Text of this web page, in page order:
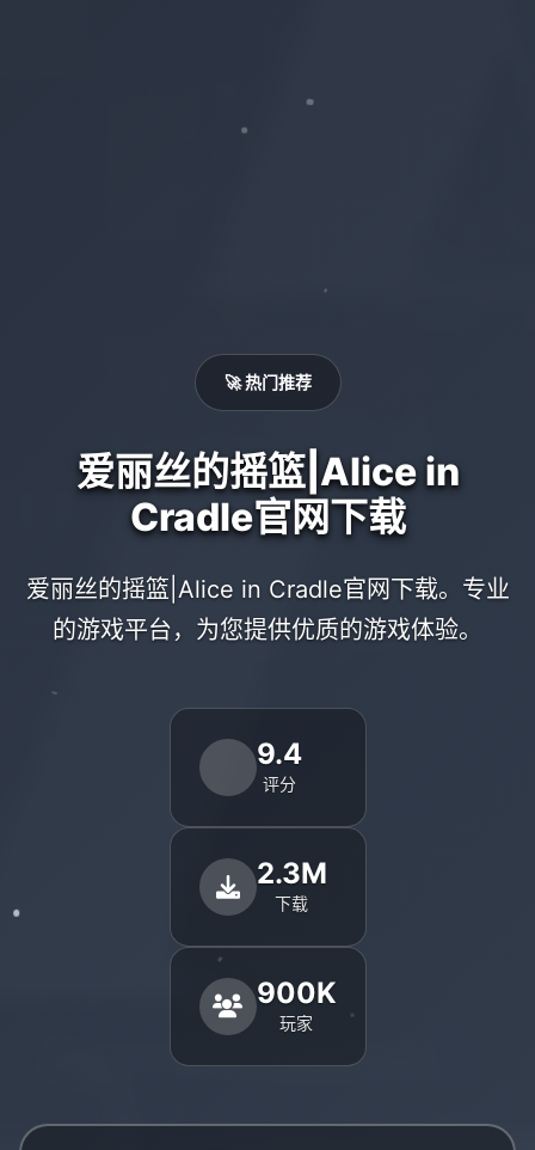
🚀 热门推荐
爱丽丝的摇篮|Alice in
Cradle官网下载
爱丽丝的摇篮|Alice in Cradle官网下载。专业
的游戏平台，为您提供优质的游戏体验。
9.4
评分
2.3M
下载
900K
玩家